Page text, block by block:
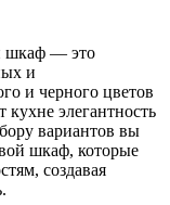
шкаф — это
и
и черного цветов
кухне элегантность
вариантов вы
шкаф, которые
создавая